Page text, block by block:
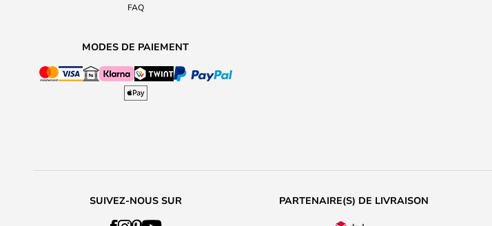
FAQ
MODES DE PAIEMENT
SUIVEZ-NOUS SUR PARTENAIRE(S) DE LIVRAISON